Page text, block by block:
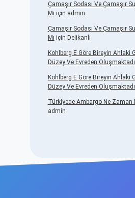
Çamaşır Sodası Ve Çamaşır
Mı için admin
Çamaşır Sodası Ve Çamaşır
Mı için Delikanlı
Kohlberg E Göre Bireyin Ahlaki
Düzey Ve Evreden
Kohlberg E Göre Bireyin Ahlaki
Düzey Ve Evreden
Türkiyede Ambargo Ne Zaman
admin